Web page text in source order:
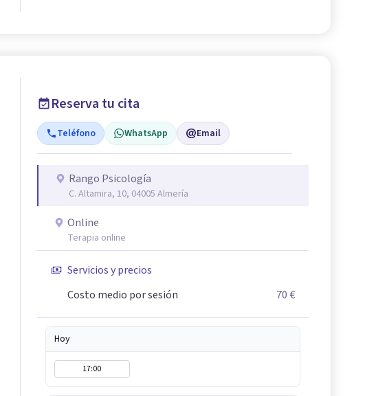
Reserva tu cita
Teléfono WhatsApp Email
Rango Psicología
C. Altamira, 10, 04005 Almería
Online
Terapia online
Servicios y precios
Costo medio por sesión
70 €
Hoy
17:00